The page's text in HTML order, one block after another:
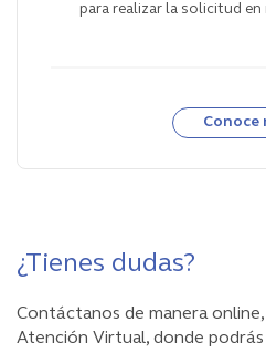
para realizar la solicitud
Conoce
¿Tienes dudas?
Contáctanos de manera
Atención Virtual, donde